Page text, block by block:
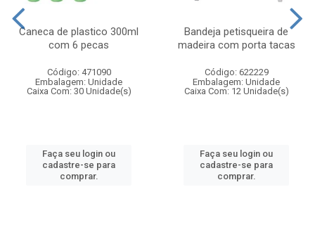
Caneca de plastico 300ml
com 6 pecas
Código: 471090
Embalagem: Unidade
Caixa Com: 30 Unidade(s)
Faça seu login ou
cadastre-se para
comprar.
Bandeja petisqueira de
madeira com porta tacas
Código: 622229
Embalagem: Unidade
Caixa Com: 12 Unidade(s)
Faça seu login ou
cadastre-se para
comprar.